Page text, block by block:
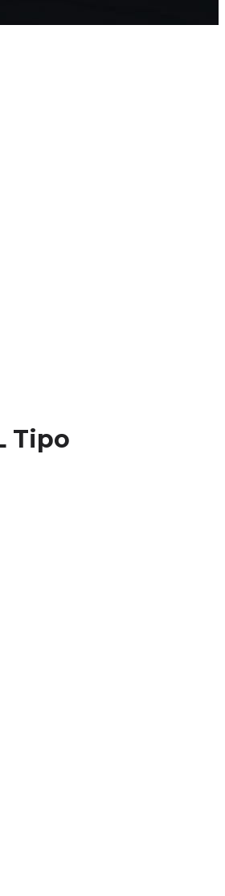
Tipo